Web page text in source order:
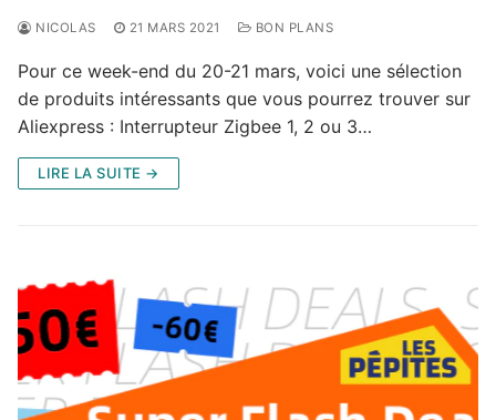
NICOLAS 21 MARS 2021 BON PLANS
Pour ce week-end du 20-21 mars, voici une sélection
de produits intéressants que vous pourrez trouver sur
Aliexpress : Interrupteur Zigbee 1, 2 ou 3…
LIRE LA SUITE →